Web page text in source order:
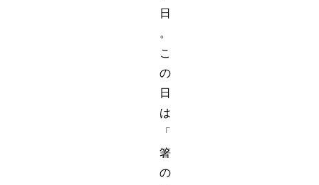
日
。
こ
の
日
は
「
箸
の